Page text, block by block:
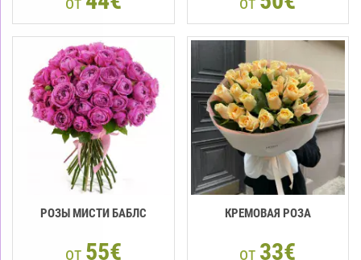
РОЗЫ МИСТИ БАБЛС
от 55€
КРЕМОВАЯ РОЗА
от 33€